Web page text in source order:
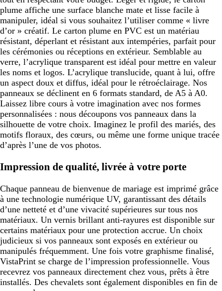
plume affiche une surface blanche mate et lisse facile à
manipuler, idéal si vous souhaitez l’utiliser comme « livre
d’or » créatif. Le carton plume en PVC est un matériau
résistant, déperlant et résistant aux intempéries, parfait pour
les cérémonies ou réceptions en extérieur. Semblable au
verre, l’acrylique transparent est idéal pour mettre en valeur
les noms et logos. L’acrylique translucide, quant à lui, offre
un aspect doux et diffus, idéal pour le rétroéclairage. Nos
panneaux se déclinent en 6 formats standard, de A5 à A0.
Laissez libre cours à votre imagination avec nos formes
personnalisées : nous découpons vos panneaux dans la
silhouette de votre choix. Imaginez le profil des mariés, des
motifs floraux, des cœurs, ou même une forme unique tracée
d’après l’une de vos photos.
Impression de qualité, livrée à votre porte
Chaque panneau de bienvenue de mariage est imprimé grâce
à une technologie numérique UV, garantissant des détails
d’une netteté et d’une vivacité supérieures sur tous nos
matériaux. Un vernis brillant anti-rayures est disponible sur
certains matériaux pour une protection accrue. Un choix
judicieux si vos panneaux sont exposés en extérieur ou
manipulés fréquemment. Une fois votre graphisme finalisé,
VistaPrint se charge de l’impression professionnelle. Vous
recevrez vos panneaux directement chez vous, prêts à être
installés. Des chevalets sont également disponibles en fin de